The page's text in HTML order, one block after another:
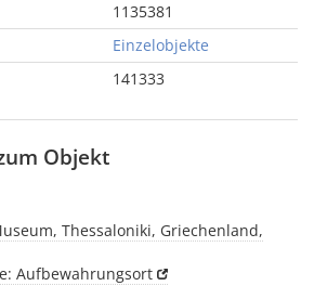
1135381
Einzelobjekte
141333
Objekt
Thessaloniki, Griechenland,
Aufbewahrungsort